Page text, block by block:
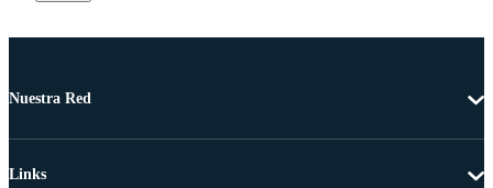
Nuestra Red
Links